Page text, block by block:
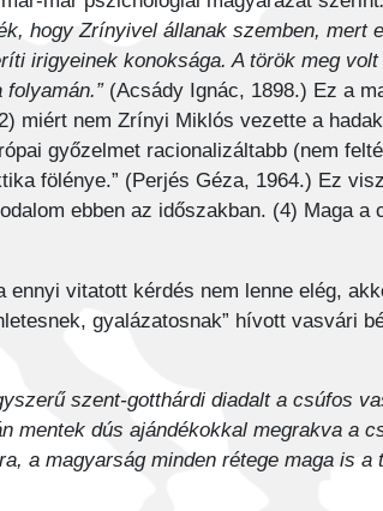
hogy Zrínyivel állanak szemben, mert
irigyeinek konoksága. A török meg
folyamán.” (Acsády Ignác, 1898.) Ez a
miért nem Zrínyi Miklós vezette a
győzelmet racionalizáltabb (nem
fölénye.” (Perjés Géza, 1964.) Ez
ebben az időszakban. (4) Maga
ennyi vitatott kérdés nem lenne elég,
gyalázatosnak” hívott vasvári
szent-gotthárdi diadalt a csúfos
mentek dús ajándékokkal megrakva a
a magyarság minden rétege maga is